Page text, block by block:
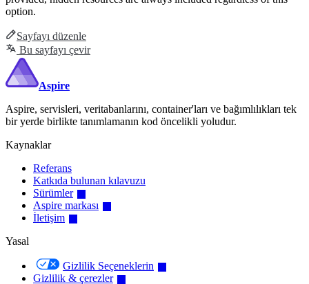
option.
Sayfayı düzenle
Bu sayfayı çevir
Aspire
Aspire, servisleri, veritabanlarını, container'ları ve bağımlılıkları tek
bir yerde birlikte tanımlamanın kod öncelikli yoludur.
Kaynaklar
Referans
Katkıda bulunan kılavuzu
Sürümler
Aspire markası
İletişim
Yasal
Gizlilik Seçeneklerin
Gizlilik & çerezler